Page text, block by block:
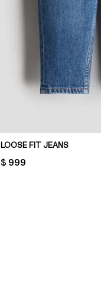
LOOSE FIT JEANS
PRICE:
$ 999